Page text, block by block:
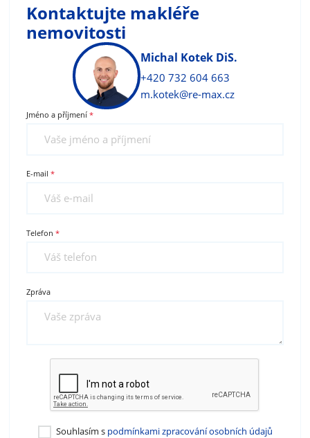
Kontaktujte makléře
nemovitosti
Michal Kotek DiS.
+420 732 604 663
m.kotek@re-max.cz
Jméno a příjmení
E-mail
Telefon
Zpráva
Souhlasím s podmínkami zpracování osobních údajů